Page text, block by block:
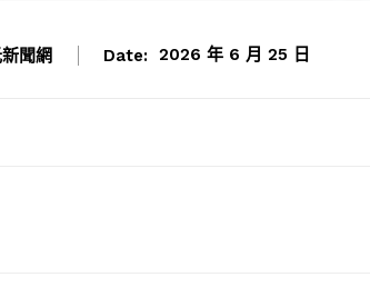
聞網 Date: 2026 年 6 月 25 日